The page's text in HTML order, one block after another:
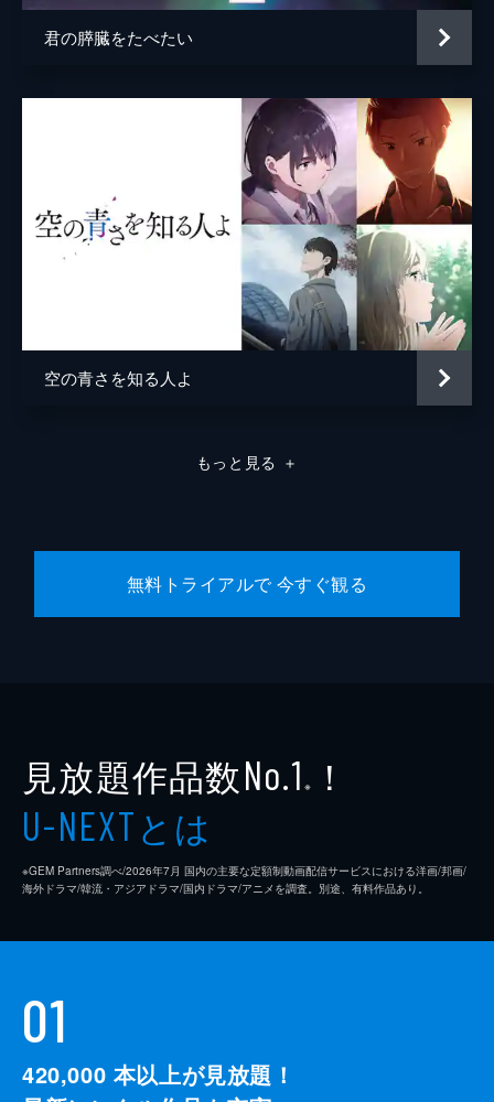
原作 大今良時
音楽
河浪栄作
山村卓也
北之原孝將
石立太一
京都アニメーション
八田英明
吉羽治
君の膵臓をたべたい
空の青さを知る人よ
もっと見る ＋
無料トライアルで 今すぐ観る
見放題作品数No.1 ※ ！
U-NEXTとは
※GEM Partners調べ/2026年7⽉ 国内の主要な定額制動画配信サービスにおける洋画/邦画/
海外ドラマ/韓流・アジアドラマ/国内ドラマ/アニメを調査。別途、有料作品あり。
01
420,000 本以上が見放題！